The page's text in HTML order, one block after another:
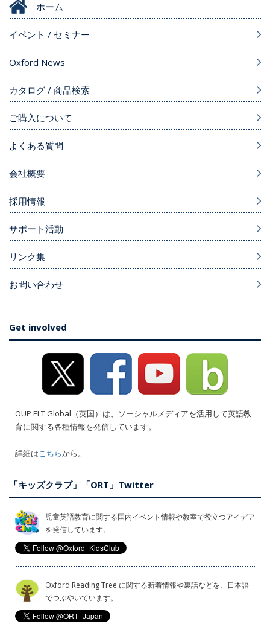
ホーム
イベント / セミナー
Oxford News
カタログ / 商品検索
ご購入について
よくある質問
会社概要
採用情報
サポート活動
リンク集
お問い合わせ
Get involved
OUP ELT Global（英国）は、ソーシャルメディアを活用して英語教
育に関する各種情報を発信しています。
詳細はこちらから。
「キッズクラブ」「ORT」Twitter
児童英語教育に関する国内イベント情報や教室で役立つアイデア
を発信しています。
Oxford Reading Tree に関する新着情報や裏話などを、日本語
でつぶやいています。